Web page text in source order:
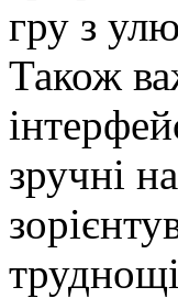
гру з
Також
зручні